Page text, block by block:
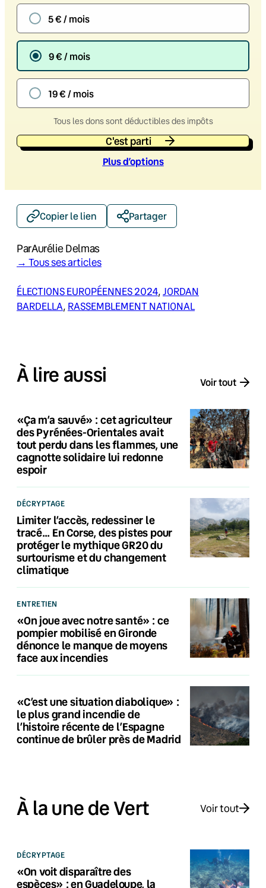
5 € / mois
9 € / mois
19 € / mois
Tous les dons sont déductibles des impôts
C'est parti
Plus d’options
Copier le lien Partager
ParAurélie Delmas
→ Tous ses articles
ÉLECTIONS EUROPÉENNES 2024, JORDAN
BARDELLA, RASSEMBLEMENT NATIONAL
À lire aussi Voir tout
«Ça m’a sauvé» : cet agriculteur
des Pyrénées-Orientales avait
tout perdu dans les flammes, une
cagnotte solidaire lui redonne
espoir
DÉCRYPTAGE
Limiter l’accès, redessiner le
tracé… En Corse, des pistes pour
protéger le mythique GR20 du
surtourisme et du changement
climatique
ENTRETIEN
«On joue avec notre santé» : ce
pompier mobilisé en Gironde
dénonce le manque de moyens
face aux incendies
«C’est une situation diabolique» :
le plus grand incendie de
l’histoire récente de l’Espagne
continue de brûler près de Madrid
À la une de Vert Voir tout
DÉCRYPTAGE
«On voit disparaître des
espèces» : en Guadeloupe, la